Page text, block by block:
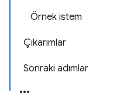
Örnek istem
Çıkarımlar
Sonraki adımlar